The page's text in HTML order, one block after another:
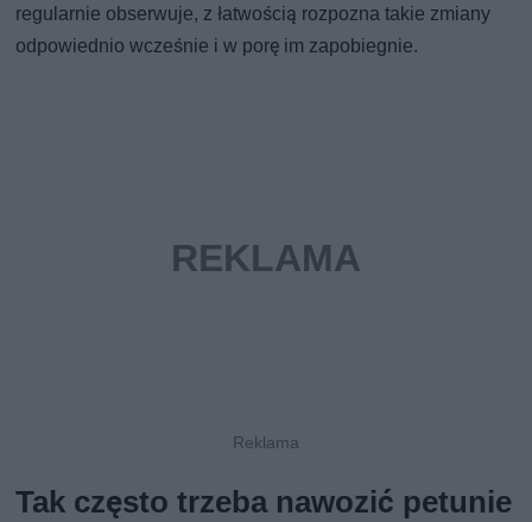
regularnie obserwuje, z łatwością rozpozna takie zmiany
odpowiednio wcześnie i w porę im zapobiegnie.
Tak często trzeba nawozić petunie